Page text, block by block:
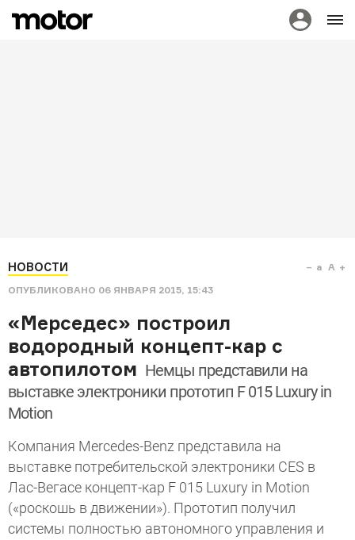
НОВОСТИ
ОПУБЛИКОВАНО 06 ЯНВАРЯ 2015, 15:43
a A
«Мерседес» построил
водородный концепт-кар с
автопилотом Немцы представили на
выставке электроники прототип F 015 Luxury in
Motion
Компания Mercedes-Benz представила на
выставке потребительской электроники CES в
Лас-Вегасе концепт-кар F 015 Luxury in Motion
(«роскошь в движении»). Прототип получил
системы полностью автономного управления и